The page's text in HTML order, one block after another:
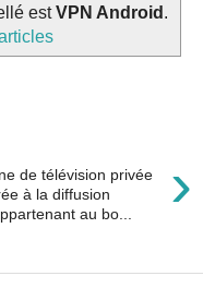
estVPN Android .
›
de télévision privée
à la diffusion
au bo...